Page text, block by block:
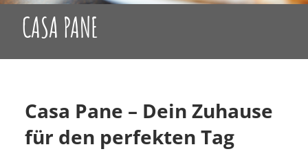
CASA PANE
Casa Pane – Dein Zuhause
für den perfekten Tag